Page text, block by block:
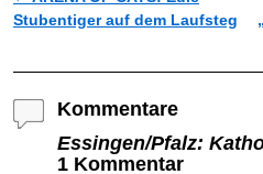
Stubentiger auf dem Laufsteg
Kommentare
Essingen/Pfalz:
1 Kommentar